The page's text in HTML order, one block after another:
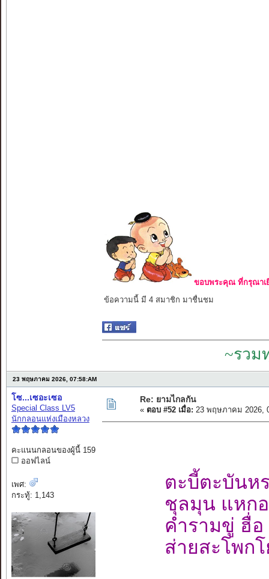
ขอบพระคุณ ที่กรุณาเ
ข้อความนี้ มี 4 สมาชิก มาชื่นชม
~รวม
23 พฤษภาคม 2026, 07:58:AM
โซ...เซอะเซอ
Special Class LV5
นักกลอนแห่งเมืองหลวง
คะแนนกลอนของผู้นี้ 159
ออฟไลน์
เพศ:
กระทู้: 1,143
Re: ยามไกลกัน
« ตอบ #52 เมื่อ: 23 พฤษภาคม 2026,
ตะบี้ตะบันห
ชุลมุน แหก
คำรามขู่ ฮื่อ
ส่ายสะโพก